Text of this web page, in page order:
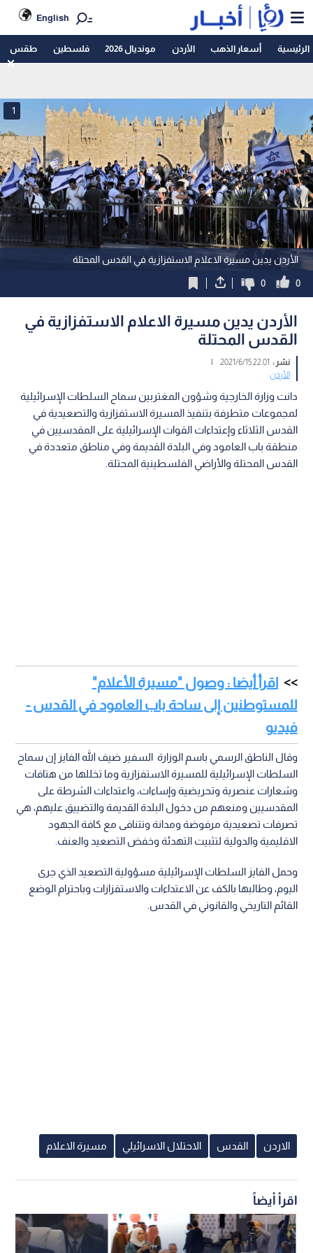
English
الرئيسية أسعار الذهب الأردن مونديال 2026 فلسطين طقس
الأردن يدين مسيرة الاعلام الاستفزازية في القدس المحتلة
1
0
0
الأردن يدين مسيرة الاعلام الاستفزازية في
القدس المحتلة
نشر : 22:01 2021/6/15
|
الأردن
دانت وزارة الخارجية وشؤون المغتربين سماح السلطات الإسرائيلية
لمجموعات متطرفة بتنفيذ المسيرة الاستفزازية والتصعيدية في
القدس الثلاثاء وإعتداءات القوات الإسرائيلية على المقدسيين في
منطقة باب العامود وفي البلدة القديمة وفي مناطق متعددة في
القدس المحتلة والأراضي الفلسطينية المحتلة.
اقرأ أيضا : وصول "مسيرة الأعلام"
للمستوطنين إلى ساحة باب العامود في القدس -
فيديو
وقال الناطق الرسمي باسم الوزارة السفير ضيف الله الفايز إن سماح
السلطات الإسرائيلية للمسيرة الاستفزازية وما تخللها من هتافات
وشعارات عنصرية وتحريضية وإساءات، واعتداءات الشرطة على
المقدسيين ومنعهم من دخول البلدة القديمة والتضييق عليهم، هي
تصرفات تصعيدية مرفوضة ومدانة وتتنافى مع كافة الجهود
الاقليمية والدولية لتثبيت التهدئة وخفض التصعيد والعنف.
وحمل الفايز السلطات الإسرائيلية مسؤولية التصعيد الذي جرى
اليوم، وطالبها بالكف عن الاعتداءات والاستفزازات وباحترام الوضع
القائم التاريخي والقانوني في القدس.
الاردن القدس الاحتلال الاسرائيلي مسيرة الاعلام
اقرأ أيضاً